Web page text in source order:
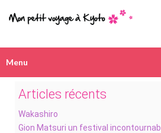
Menu
Articles récents
Wakashiro
Gion Matsuri un festival